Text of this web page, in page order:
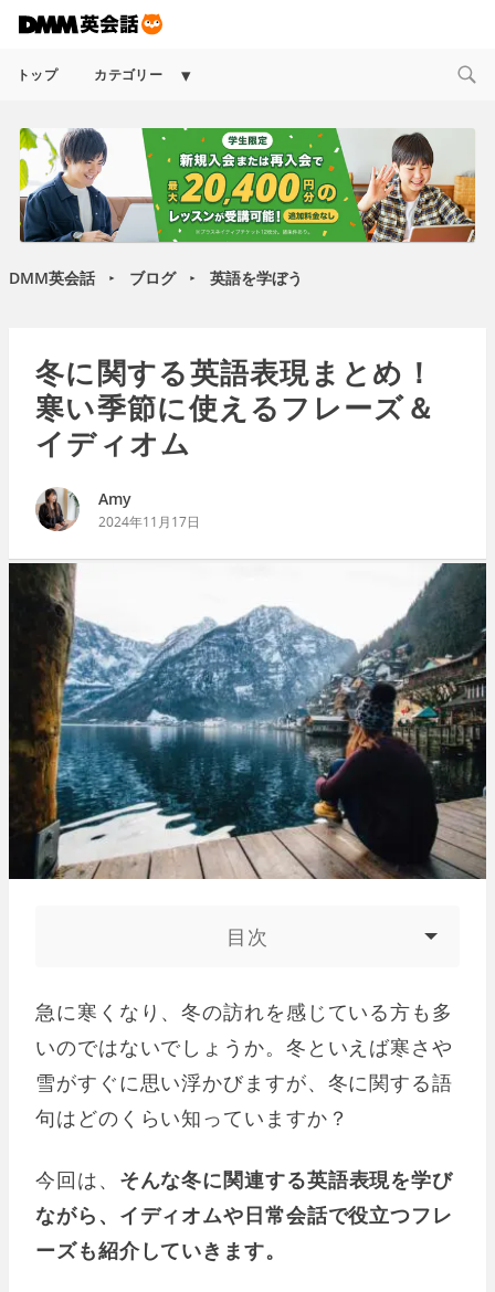
トップ カテゴリー
Expand
menu
DMM英会話 ► ブログ ► 英語を学ぼう
冬に関する英語表現まとめ！
寒い季節に使えるフレーズ＆
イディオム
Amy
2024年11月17日
目次
急に寒くなり、冬の訪れを感じている方も多
いのではないでしょうか。冬といえば寒さや
雪がすぐに思い浮かびますが、冬に関する語
句はどのくらい知っていますか？
今回は、 そんな冬に関連する英語表現を学び
ながら、イディオムや日常会話で役立つフレ
ーズも紹介していきます。